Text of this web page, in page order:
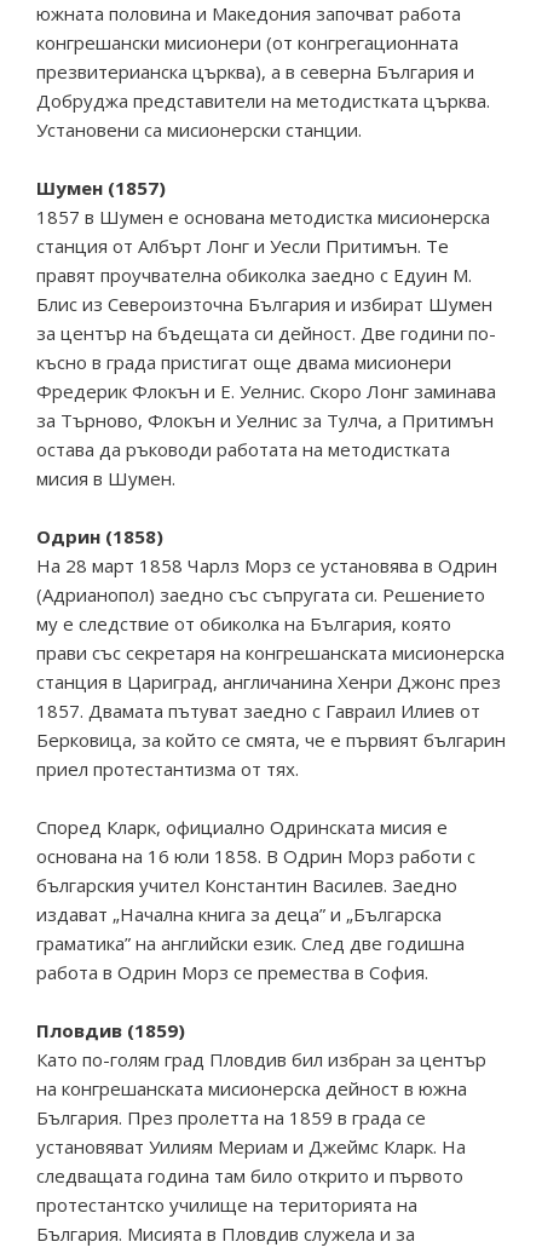
южната половина и Македония започват работа
конгрешански мисионери (от конгрегационната
презвитерианска църква), а в северна България и
Добруджа представители на методистката църква.
Установени са мисионерски станции.
Шумен (1857)
1857 в Шумен е основана методистка мисионерска
станция от Албърт Лонг и Уесли Притимън. Те
правят проучвателна обиколка заедно с Едуин М.
Блис из Североизточна България и избират Шумен
за център на бъдещата си дейност. Две години по-
късно в града пристигат още двама мисионери
Фредерик Флокън и Е. Уелнис. Скоро Лонг заминава
за Търново, Флокън и Уелнис за Тулча, а Притимън
остава да ръководи работата на методистката
мисия в Шумен.
Oдрин (1858)
На 28 март 1858 Чарлз Морз се установява в Oдрин
(Адрианопол) заедно със съпругата си. Решението
му е следствие от обиколка на България, която
прави със секретаря на конгрешанската мисионерска
станция в Цариград, англичанина Хенри Джонс през
1857. Двамата пътуват заедно с Гавраил Илиев от
Берковица, за който се смята, че е първият българин
приел протестантизма от тях.
Според Кларк, официално Одринската мисия е
основана на 16 юли 1858. В Одрин Морз работи с
българския учител Константин Василев. Заедно
издават „Начална книга за деца” и „Българска
граматика” на английски език. След две годишна
работа в Одрин Морз се премества в София.
Пловдив (1859)
Като по-голям град Пловдив бил избран за център
на конгрешанската мисионерска дейност в южна
България. През пролетта на 1859 в града се
установяват Уилиям Мериам и Джеймс Кларк. На
следващата година там било открито и първото
протестантско училище на територията на
България. Мисията в Пловдив служела и за